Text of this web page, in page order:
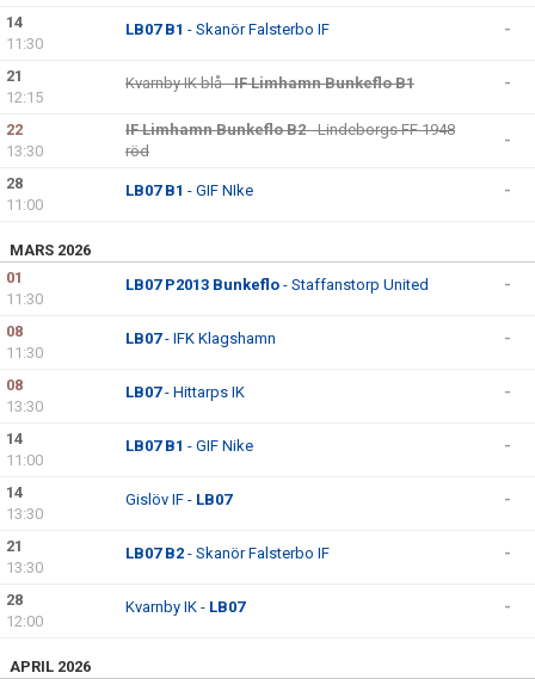
14
11:30
LB07 B1 - Skanör Falsterbo IF -
21
12:15
Kvarnby IK blå -IF Limhamn Bunkeflo B1 -
22
13:30
IF Limhamn Bunkeflo B2- Lindeborgs FF 1948
röd
-
28
11:00
LB07 B1 - GIF NIke -
MARS 2026
01
11:30
LB07 P2013 Bunkeflo - Staffanstorp United -
08
11:30
LB07- IFK Klagshamn -
08
13:30
LB07- Hittarps IK -
14
11:00
LB07 B1 - GIF Nike -
14
13:30
Gislöv IF - LB07 -
21
13:30
LB07 B2 - Skanör Falsterbo IF -
28
12:00
Kvarnby IK - LB07 -
APRIL 2026